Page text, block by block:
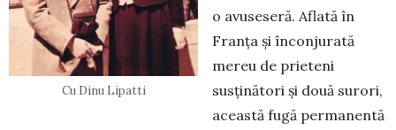
Cu Dinu Lipatti
o avuseseră. Aflată în
Fran­ța și înconjurată
mereu de prieteni
susținători și două surori,
această fugă per­manentă